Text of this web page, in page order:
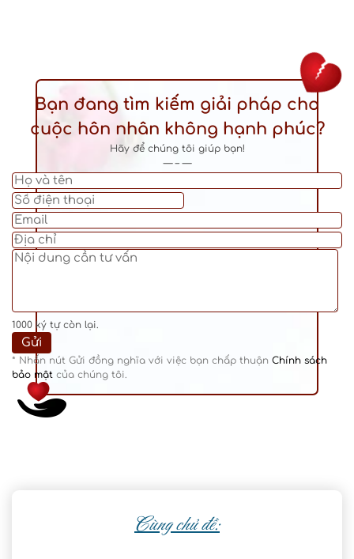
Bạn đang tìm kiếm giải pháp cho
cuộc hôn nhân không hạnh phúc?
Hãy để chúng tôi giúp bạn!
— – —
1000 ký tự còn lại.
* Nhấn nút Gửi đồng nghĩa với việc bạn chấp thuận Chính sách
bảo mật của chúng tôi.
Cùng chủ đề: